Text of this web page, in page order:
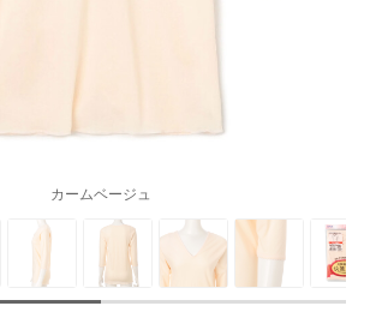
カームベージュ